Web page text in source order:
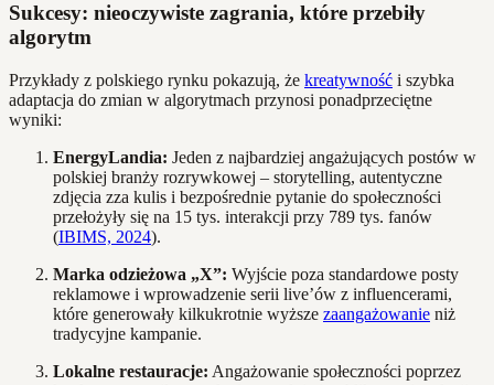
Sukcesy: nieoczywiste zagrania, które przebiły
algorytm
Przykłady z polskiego rynku pokazują, że kreatywność i szybka
adaptacja do zmian w algorytmach przynosi ponadprzeciętne
wyniki:
EnergyLandia: Jeden z najbardziej angażujących postów w
polskiej branży rozrywkowej – storytelling, autentyczne
zdjęcia zza kulis i bezpośrednie pytanie do społeczności
przełożyły się na 15 tys. interakcji przy 789 tys. fanów
(IBIMS, 2024).
Marka odzieżowa „X”: Wyjście poza standardowe posty
reklamowe i wprowadzenie serii live’ów z influencerami,
które generowały kilkukrotnie wyższe zaangażowanie niż
tradycyjne kampanie.
Lokalne restauracje: Angażowanie społeczności poprzez